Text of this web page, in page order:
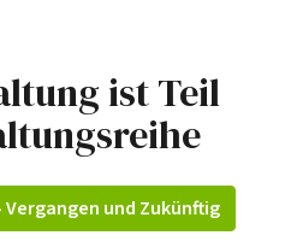
ist Teil
Vergangen und Zukünftig